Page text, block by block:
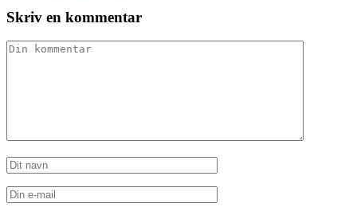
Skriv en kommentar